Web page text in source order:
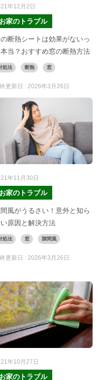
年12月2日
お家のトラブル
断熱シートは効果がないっ
当？おすすめ窓の断熱方法
処法 断熱 窓
更新日 :2026年3月26日
年11月30日
お家のトラブル
間風がうるさい！意外と知ら
原因と解決方法
処法 窓 隙間風
更新日 : 2026年3月26日
年10月27日
お家のトラブル